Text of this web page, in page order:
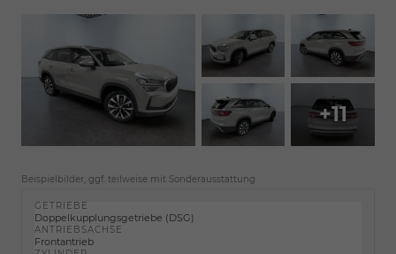
+11
Beispielbilder, ggf. teilweise mit Sonderausstattung
GETRIEBE
Doppelkupplungsgetriebe (DSG)
ANTRIEBSACHSE
Frontantrieb